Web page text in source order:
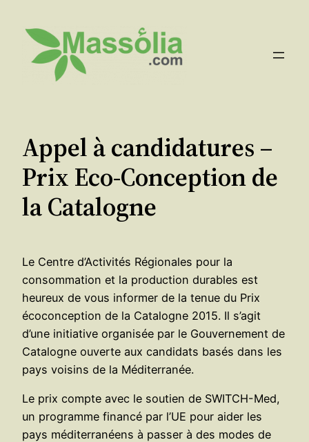
contenu
Appel à candidatures –
Prix Eco-Conception de
la Catalogne
Le Centre d’Activités Régionales pour la
consommation et la production durables est
heureux de vous informer de la tenue du Prix
écoconception de la Catalogne 2015. Il s’agit
d’une initiative organisée par le Gouvernement de
Catalogne ouverte aux candidats basés dans les
pays voisins de la Méditerranée.
Le prix compte avec le soutien de SWITCH-Med,
un programme financé par l’UE pour aider les
pays méditerranéens à passer à des modes de